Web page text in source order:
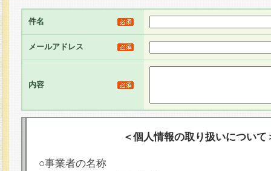
件名
メールアドレス
内容
＜個人情報の取り扱いについて
○事業者の名称